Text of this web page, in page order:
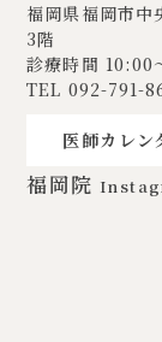
福岡県福岡市
3階
診療時間 10:00
TEL 092-791-
医師カレン
福岡院